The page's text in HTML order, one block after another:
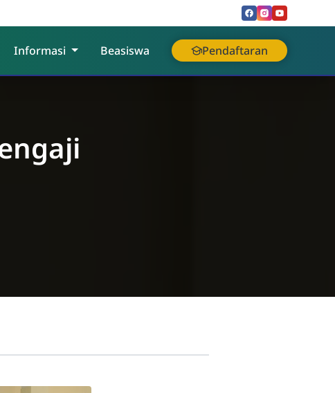
Informasi Beasiswa Pendaftaran